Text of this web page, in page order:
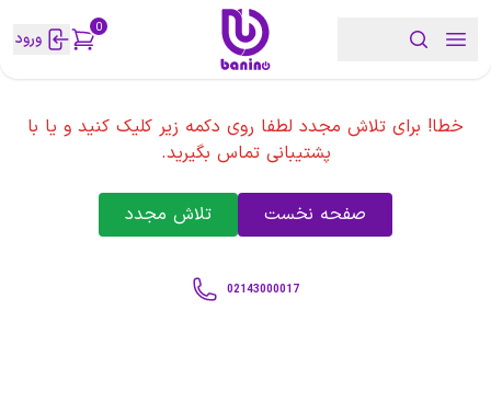
0 ورود
خطا! برای تلاش مجدد لطفا روی دکمه زیر کلیک کنید و یا با
پشتیبانی تماس بگیرید.
صفحه نخست تلاش مجدد
02143000017